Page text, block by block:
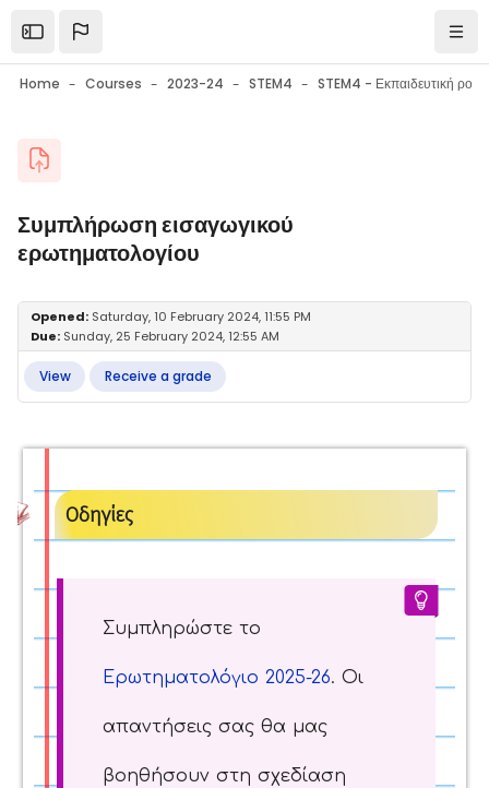
Open the sidebar
Home Courses 2023-24 STEM4
Blocks
Συμπλήρωση εισαγωγικού
ερωτηματολογίου
Blocks
Completion requirements
Opened: Saturday, 10 February 2024, 11:55 PM
Due: Sunday, 25 February 2024, 12:55 AM
View Receive a grade
Οδηγίες
Συμπληρώστε το
Ερωτηματολόγιο 2025-26. Οι
απαντήσεις σας θα μας
βοηθήσουν στη σχεδίαση